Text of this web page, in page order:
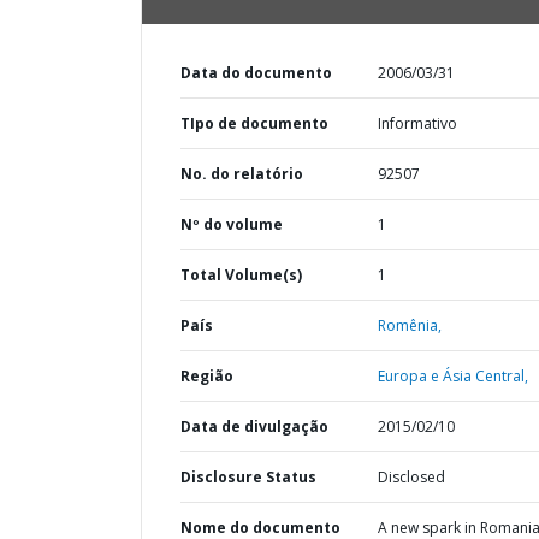
Data do documento 2006/03/31
TIpo de documento Informativo
No. do relatório 92507
Nº do volume 1
Total Volume(s) 1
País Romênia,
Região Europa e Ásia Central,
Data de divulgação 2015/02/10
Disclosure Status Disclosed
Nome do documento
A new spark in